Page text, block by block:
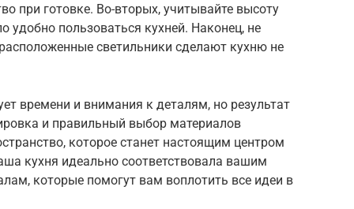
при готовке. Во-вторых, учитывайте высоту
пользоваться кухней. Наконец, не
светильники сделают кухню не
времени и внимания к деталям, но результат
и правильный выбор материалов
которое станет настоящим центром
кухня идеально соответствовала вашим
которые помогут вам воплотить все идеи в